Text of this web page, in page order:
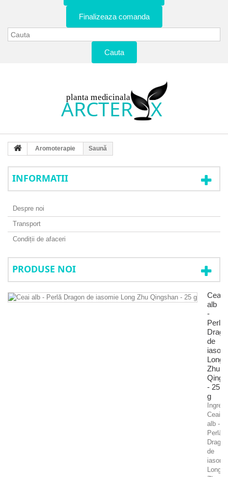
Finalizeaza comanda
Cauta
Aromoterapie Saună
INFORMATII
Despre noi
Transport
Condiții de afaceri
PRODUSE NOI
Ceai
alb
-
Perlă
de
Long
Zhu
- 25
g
Ceai
alb -
Perlă
Dragon
de
Long